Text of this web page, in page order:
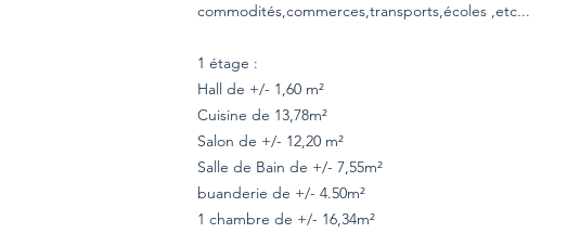
commodités,commerces,transports,écoles ,etc...
1 étage :
Hall de +/- 1,60 m²
Cuisine de 13,78m²
Salon de +/- 12,20 m²
Salle de Bain de +/- 7,55m²
buanderie de +/- 4.50m²
1 chambre de +/- 16,34m²